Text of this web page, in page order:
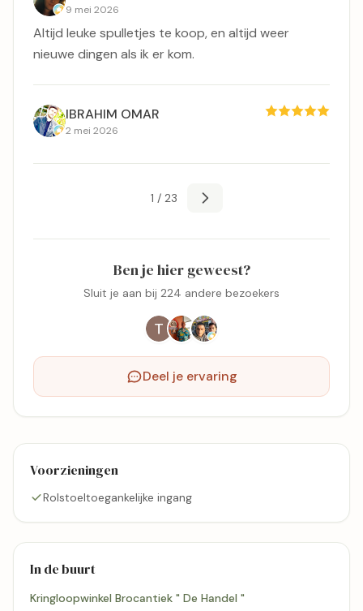
9 mei 2026
Altijd leuke spulletjes te koop, en altijd weer
nieuwe dingen als ik er kom.
IBRAHIM OMAR
2 mei 2026
1 / 23
Ben je hier geweest?
Sluit je aan bij 224 andere bezoekers
Deel je ervaring
Voorzieningen
Rolstoeltoegankelijke ingang
In de buurt
Kringloopwinkel Brocantiek " De Handel "